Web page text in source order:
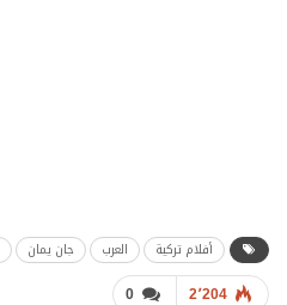
أفلام تركية العرب جان يمان
0 2٬204